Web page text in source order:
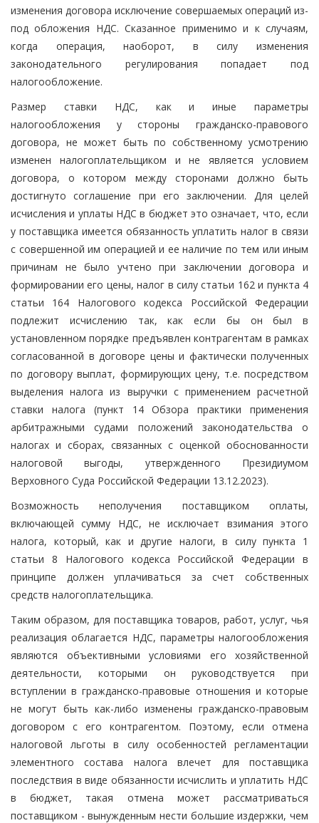
изменения договора исключение совершаемых операций из-
под обложения НДС. Сказанное применимо и к случаям,
когда операция, наоборот, в силу изменения
законодательного регулирования попадает под
налогообложение.
Размер ставки НДС, как и иные параметры
налогообложения у стороны гражданско-правового
договора, не может быть по собственному усмотрению
изменен налогоплательщиком и не является условием
договора, о котором между сторонами должно быть
достигнуто соглашение при его заключении. Для целей
исчисления и уплаты НДС в бюджет это означает, что, если
у поставщика имеется обязанность уплатить налог в связи
с совершенной им операцией и ее наличие по тем или иным
причинам не было учтено при заключении договора и
формировании его цены, налог в силу статьи 162 и пункта 4
статьи 164 Налогового кодекса Российской Федерации
подлежит исчислению так, как если бы он был в
установленном порядке предъявлен контрагентам в рамках
согласованной в договоре цены и фактически полученных
по договору выплат, формирующих цену, т.е. посредством
выделения налога из выручки с применением расчетной
ставки налога (пункт 14 Обзора практики применения
арбитражными судами положений законодательства о
налогах и сборах, связанных с оценкой обоснованности
налоговой выгоды, утвержденного Президиумом
Верховного Суда Российской Федерации 13.12.2023).
Возможность неполучения поставщиком оплаты,
включающей сумму НДС, не исключает взимания этого
налога, который, как и другие налоги, в силу пункта 1
статьи 8 Налогового кодекса Российской Федерации в
принципе должен уплачиваться за счет собственных
средств налогоплательщика.
Таким образом, для поставщика товаров, работ, услуг, чья
реализация облагается НДС, параметры налогообложения
являются объективными условиями его хозяйственной
деятельности, которыми он руководствуется при
вступлении в гражданско-правовые отношения и которые
не могут быть как-либо изменены гражданско-правовым
договором с его контрагентом. Поэтому, если отмена
налоговой льготы в силу особенностей регламентации
элементного состава налога влечет для поставщика
последствия в виде обязанности исчислить и уплатить НДС
в бюджет, такая отмена может рассматриваться
поставщиком - вынужденным нести большие издержки, чем